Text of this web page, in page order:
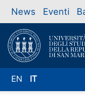
News Eventi
EN IT